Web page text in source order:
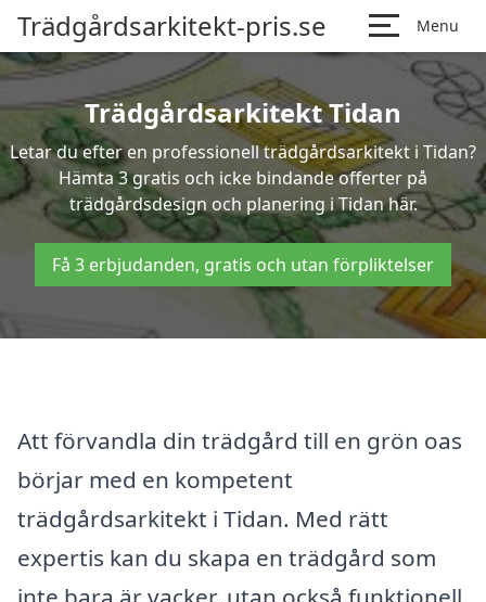
Trädgårdsarkitekt-pris.se Menu
Trädgårdsarkitekt Tidan
Letar du efter en professionell trädgårdsarkitekt i Tidan?
Hämta 3 gratis och icke bindande offerter på
trädgårdsdesign och planering i Tidan här.
Få 3 erbjudanden, gratis och utan förpliktelser
Att förvandla din trädgård till en grön oas
börjar med en kompetent
trädgårdsarkitekt i Tidan. Med rätt
expertis kan du skapa en trädgård som